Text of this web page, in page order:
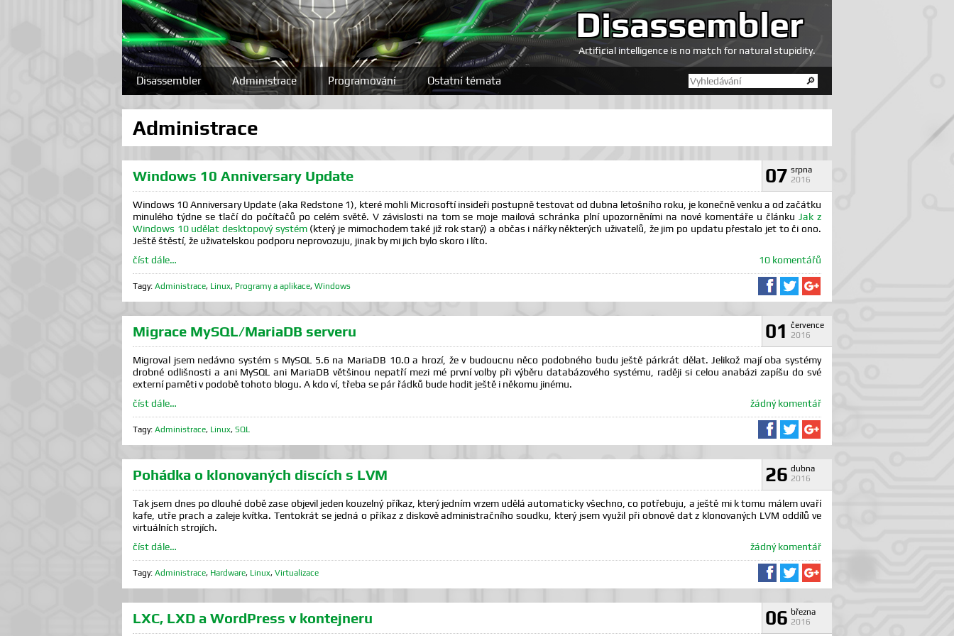
Disassembler
Artificial intelligence is no match for natural stupidity.
Disassembler Administrace Programování Ostatní témata
Administrace
07 srpna
2016
Windows 10 Anniversary Update
Windows 10 Anniversary Update (aka Redstone 1), které mohli Microsoftí insideři postupně testovat od dubna letošního roku, je konečně venku a od začátku
minulého týdne se tlačí do počítačů po celém světě. V závislosti na tom se moje mailová schránka plní upozorněními na nové komentáře u článku Jak z
Windows 10 udělat desktopový systém(který je mimochodem také již rok starý) a občas i nářky některých uživatelů, že jim po updatu přestalo jet to či ono.
Ještě štěstí, že uživatelskou podporu neprovozuju, jinak by mi jich bylo skoro i líto.
číst dále…
10 komentářů
Tagy: Administrace, Linux, Programy a aplikace, Windows Sdílet na Facebooku
Sdílet na Twitteru
01 července
2016
Migrace MySQL/MariaDB serveru
Migroval jsem nedávno systém s MySQL 5.6 na MariaDB 10.0 a hrozí, že v budoucnu něco podobného budu ještě párkrát dělat. Jelikož mají oba systémy
drobné odlišnosti a ani MySQL ani MariaDB většinou nepatří mezi mé první volby při výběru databázového systému, raději si celou anabázi zapíšu do své
externí paměti v podobě tohoto blogu. A kdo ví, třeba se pár řádků bude hodit ještě i někomu jinému.
číst dále…
žádný komentář
Tagy: Administrace, Linux, SQL Sdílet na Facebooku
Sdílet na Twitteru
26 dubna
2016
Pohádka o klonovaných discích s LVM
Tak jsem dnes po dlouhé době zase objevil jeden kouzelný příkaz, který jedním vrzem udělá automaticky všechno, co potřebuju, a ještě mi k tomu málem uvaří
kafe, utře prach a zaleje kvítka. Tentokrát se jedná o příkaz z diskově administračního soudku, který jsem využil při obnově dat z klonovaných LVM oddílů ve
virtuálních strojích.
číst dále…
žádný komentář
Tagy: Administrace, Hardware, Linux, Virtualizace Sdílet na Facebooku
Sdílet na Twitteru
06 března
2016
LXC, LXD a WordPress v kontejneru